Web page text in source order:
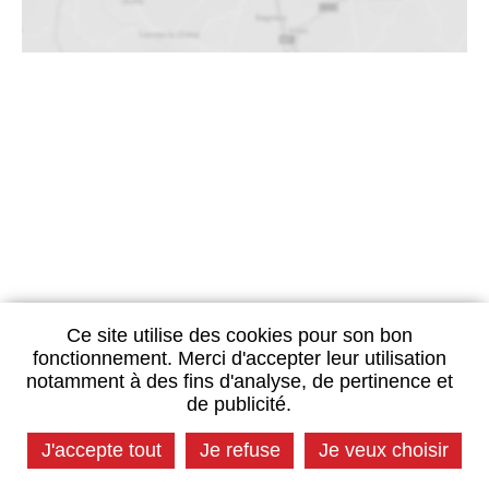
Ce site utilise des cookies pour son bon
fonctionnement. Merci d'accepter leur utilisation
notamment à des fins d'analyse, de pertinence et
de publicité.
J'accepte tout Je refuse Je veux choisir